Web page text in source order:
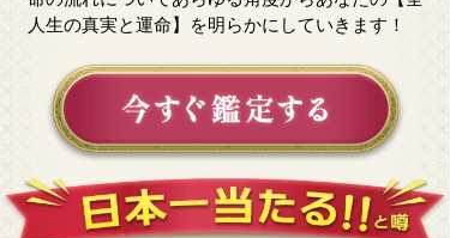
人生の真実と運命】を明らかにしていきます！